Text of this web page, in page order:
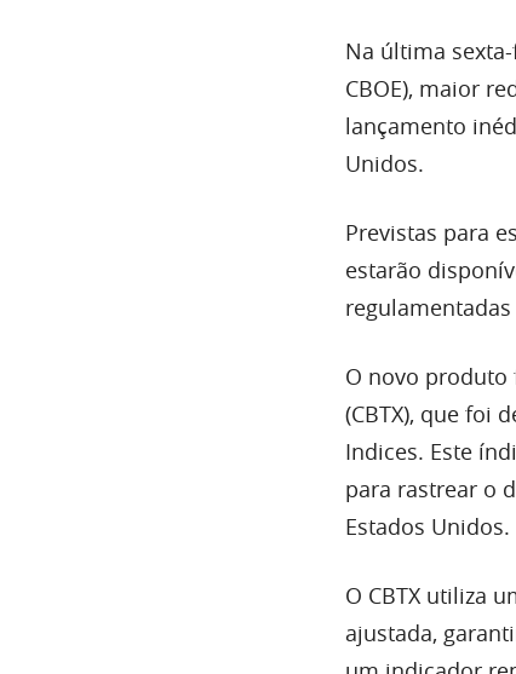
Na última
CBOE), maior
lançamento
Unidos.
Previstas para
estarão
O novo produto
(CBTX), que foi
Indices. Este
para rastrear o
Estados Unidos.
O CBTX utiliza
ajustada,